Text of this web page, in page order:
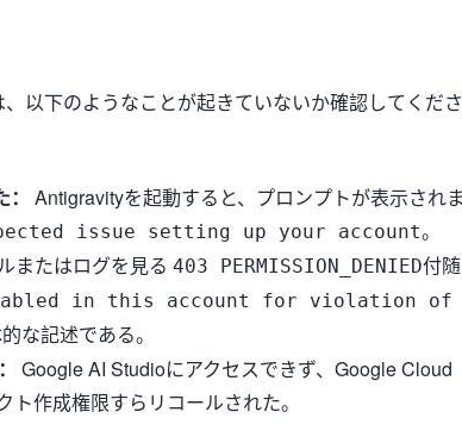
以下のようなことが起きていないか確認してくださ
Antigravityを起動すると、プロンプトが表示され
issue setting up your account。
またはログを見る 403 PERMISSION_DENIED付随
in this account for violation of
な記述である。
Google AI Studioにアクセスできず、Google Cloud
作成権限すらリコールされた。